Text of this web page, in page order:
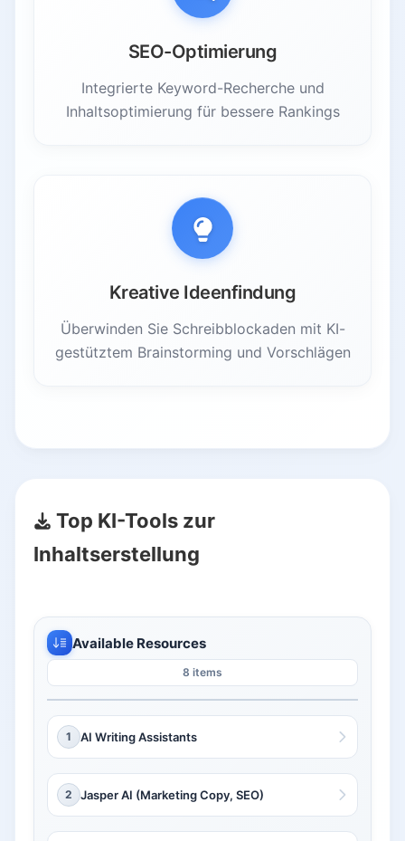
SEO-Optimierung
Integrierte Keyword-Recherche und
Inhaltsoptimierung für bessere Rankings
Kreative Ideenfindung
Überwinden Sie Schreibblockaden mit KI-
gestütztem Brainstorming und Vorschlägen
Top KI-Tools zur
Inhaltserstellung
Available Resources
8 items
1 AI Writing Assistants
2 Jasper AI (Marketing Copy, SEO)